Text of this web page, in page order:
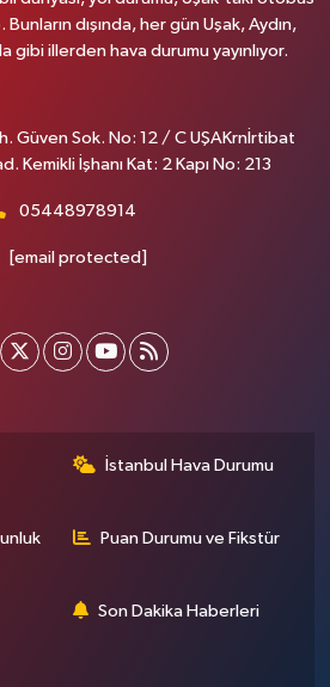
dışında, her gün Uşak, Aydın,
gibi illerden hava durumu yayınlıyor.
Güven Sok. No: 12 / C UŞAKrnİrtibat
Kemikli İşhanı Kat: 2 Kapı No: 213
05448978914
[email protected]
İstanbul Hava Durumu
Puan Durumu ve Fikstür
Son Dakika Haberleri